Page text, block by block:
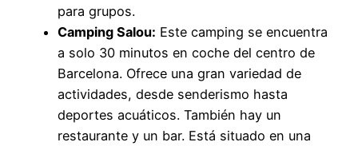
para grupos.
Camping Salou: Este camping se encuentra
a solo 30 minutos en coche del centro de
Barcelona. Ofrece una gran variedad de
actividades, desde senderismo hasta
deportes acuáticos. También hay un
restaurante y un bar. Está situado en una